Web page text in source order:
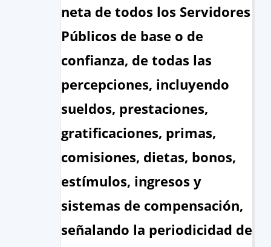
neta de todos los Servidores
Públicos de base o de
confianza, de todas las
percepciones, incluyendo
sueldos, prestaciones,
gratificaciones, primas,
comisiones, dietas, bonos,
estímulos, ingresos y
sistemas de compensación,
señalando la periodicidad de